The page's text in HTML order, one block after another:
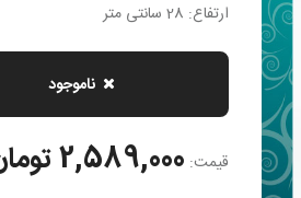
ارتفاع: 28 سانتی متر
ناموجود
قیمت: 2,589,000 تومان